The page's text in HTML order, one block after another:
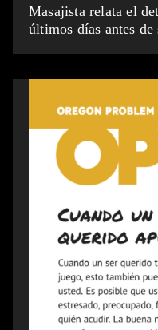
Masajista relata el
últimos días antes de